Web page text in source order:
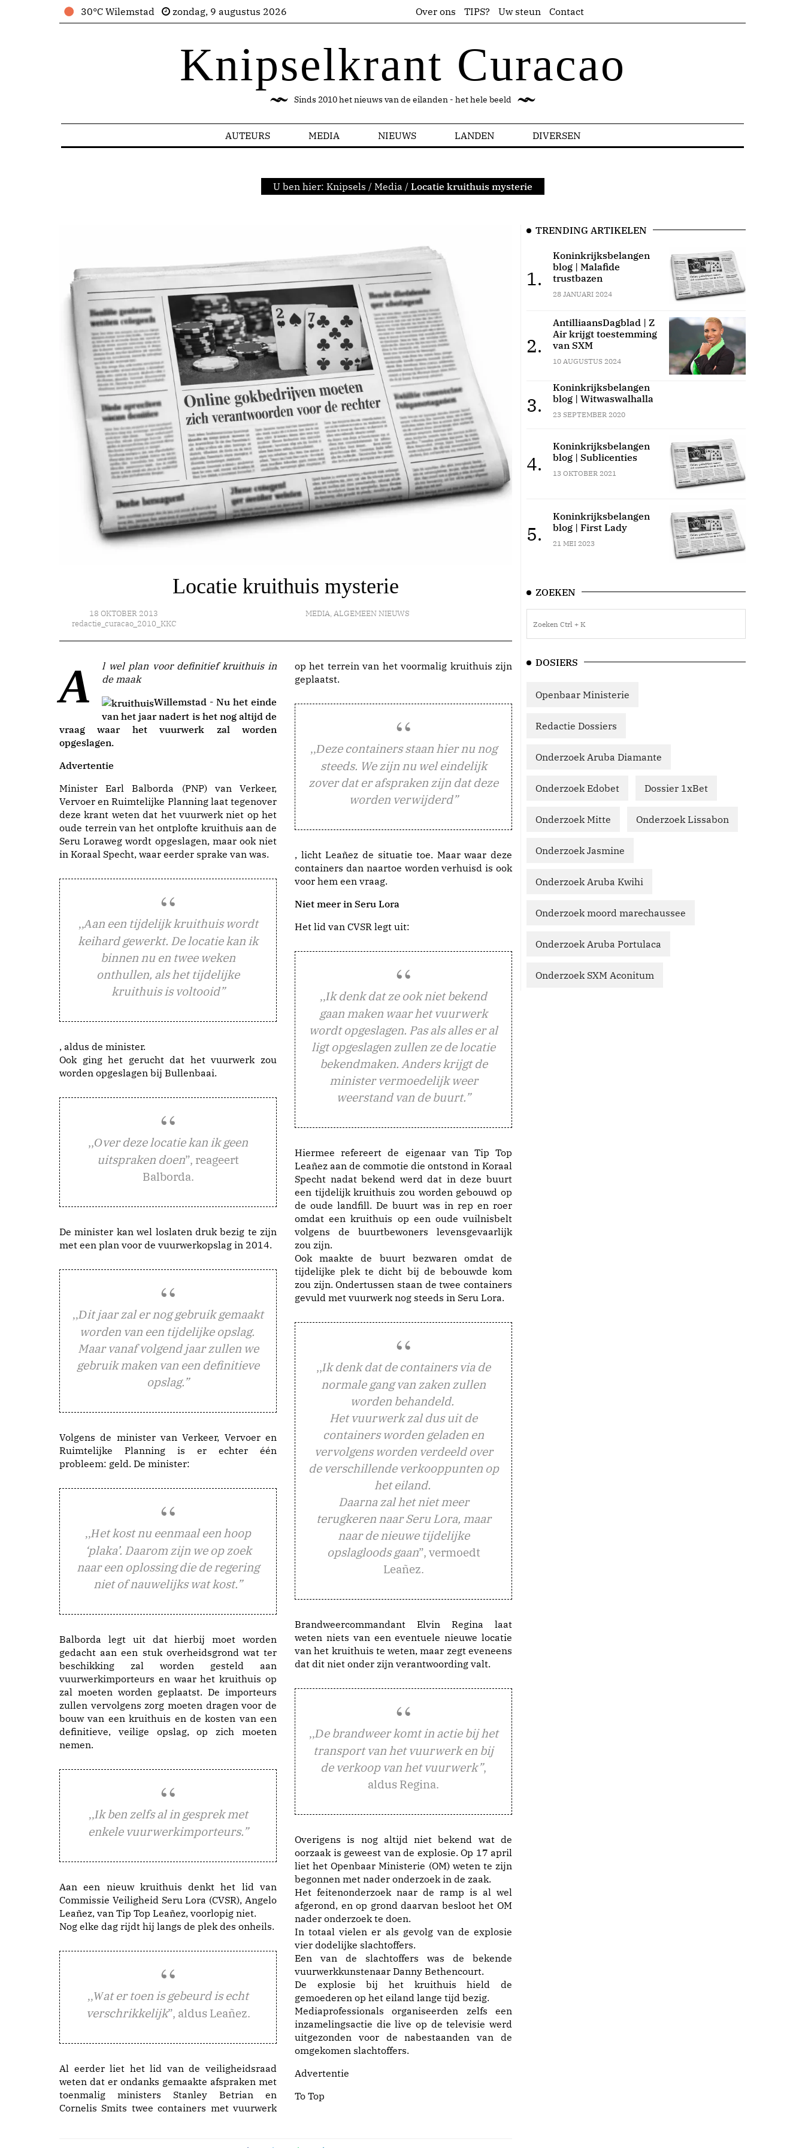
30°C Wilemstad zondag, 9 augustus 2026 Over ons TIPS? Uw steun Contact
Knipselkrant Curacao
Sinds 2010 het nieuws van de eilanden - het hele beeld
AUTEURS MEDIA NIEUWS LANDEN DIVERSEN
U ben hier: Knipsels / Media / Locatie kruithuis mysterie
Locatie kruithuis mysterie
18 OKTOBER 2013
redactie_curacao_2010_KKC
MEDIA, ALGEMEEN NIEUWS
Al wel plan voor definitief kruithuis in
de maak
Willemstad - Nu het einde
van het jaar nadert is het nog altijd de
vraag waar het vuurwerk zal worden
opgeslagen.
Advertentie
Minister Earl Balborda (PNP) van Verkeer,
Vervoer en Ruimtelijke Planning laat tegenover
deze krant weten dat het vuurwerk niet op het
oude terrein van het ontplofte kruithuis aan de
Seru Loraweg wordt opgeslagen, maar ook niet
in Koraal Specht, waar eerder sprake van was.
,,Aan een tijdelijk kruithuis wordt
keihard gewerkt. De locatie kan ik
binnen nu en twee weken
onthullen, als het tijdelijke
kruithuis is voltooid”
, aldus de minister.
Ook ging het gerucht dat het vuurwerk zou
worden opgeslagen bij Bullenbaai.
,,Over deze locatie kan ik geen
uitspraken doen”, reageert
Balborda.
De minister kan wel loslaten druk bezig te zijn
met een plan voor de vuurwerkopslag in 2014.
,,Dit jaar zal er nog gebruik gemaakt
worden van een tijdelijke opslag.
Maar vanaf volgend jaar zullen we
gebruik maken van een definitieve
opslag.”
Volgens de minister van Verkeer, Vervoer en
Ruimtelijke Planning is er echter één
probleem: geld. De minister:
,,Het kost nu eenmaal een hoop
‘plaka’. Daarom zijn we op zoek
naar een oplossing die de regering
niet of nauwelijks wat kost.”
Balborda legt uit dat hierbij moet worden
gedacht aan een stuk overheidsgrond wat ter
beschikking zal worden gesteld aan
vuurwerkimporteurs en waar het kruithuis op
zal moeten worden geplaatst. De importeurs
zullen vervolgens zorg moeten dragen voor de
bouw van een kruithuis en de kosten van een
definitieve, veilige opslag, op zich moeten
nemen.
,,Ik ben zelfs al in gesprek met
enkele vuurwerkimporteurs.”
Aan een nieuw kruithuis denkt het lid van
Commissie Veiligheid Seru Lora (CVSR), Angelo
Leañez, van Tip Top Leañez, voorlopig niet.
Nog elke dag rijdt hij langs de plek des onheils.
,,Wat er toen is gebeurd is echt
verschrikkelijk”, aldus Leañez.
Al eerder liet het lid van de veiligheidsraad
weten dat er ondanks gemaakte afspraken met
toenmalig ministers Stanley Betrian en
Cornelis Smits twee containers met vuurwerk
op het terrein van het voormalig kruithuis zijn
geplaatst.
,,Deze containers staan hier nu nog
steeds. We zijn nu wel eindelijk
zover dat er afspraken zijn dat deze
worden verwijderd”
, licht Leañez de situatie toe. Maar waar deze
containers dan naartoe worden verhuisd is ook
voor hem een vraag.
Niet meer in Seru Lora
Het lid van CVSR legt uit:
,,Ik denk dat ze ook niet bekend
gaan maken waar het vuurwerk
wordt opgeslagen. Pas als alles er al
ligt opgeslagen zullen ze de locatie
bekendmaken. Anders krijgt de
minister vermoedelijk weer
weerstand van de buurt.”
Hiermee refereert de eigenaar van Tip Top
Leañez aan de commotie die ontstond in Koraal
Specht nadat bekend werd dat in deze buurt
een tijdelijk kruithuis zou worden gebouwd op
de oude landfill. De buurt was in rep en roer
omdat een kruithuis op een oude vuilnisbelt
volgens de buurtbewoners levensgevaarlijk
zou zijn.
Ook maakte de buurt bezwaren omdat de
tijdelijke plek te dicht bij de bebouwde kom
zou zijn. Ondertussen staan de twee containers
gevuld met vuurwerk nog steeds in Seru Lora.
,,Ik denk dat de containers via de
normale gang van zaken zullen
worden behandeld.
Het vuurwerk zal dus uit de
containers worden geladen en
vervolgens worden verdeeld over
de verschillende verkooppunten op
het eiland.
Daarna zal het niet meer
terugkeren naar Seru Lora, maar
naar de nieuwe tijdelijke
opslagloods gaan”, vermoedt
Leañez.
Brandweercommandant Elvin Regina laat
weten niets van een eventuele nieuwe locatie
van het kruithuis te weten, maar zegt eveneens
dat dit niet onder zijn verantwoording valt.
,,De brandweer komt in actie bij het
transport van het vuurwerk en bij
de verkoop van het vuurwerk”,
aldus Regina.
Overigens is nog altijd niet bekend wat de
oorzaak is geweest van de explosie. Op 17 april
liet het Openbaar Ministerie (OM) weten te zijn
begonnen met nader onderzoek in de zaak.
Het feitenonderzoek naar de ramp is al wel
afgerond, en op grond daarvan besloot het OM
nader onderzoek te doen.
In totaal vielen er als gevolg van de explosie
vier dodelijke slachtoffers.
Een van de slachtoffers was de bekende
vuurwerkkunstenaar Danny Bethencourt.
De explosie bij het kruithuis hield de
gemoederen op het eiland lange tijd bezig.
Mediaprofessionals organiseerden zelfs een
inzamelingsactie die live op de televisie werd
uitgezonden voor de nabestaanden van de
omgekomen slachtoffers.
Advertentie
To Top
TRENDING ARTIKELEN
1.
Koninkrijksbelangen
blog | Malafide
trustbazen
28 JANUARI 2024
2.
AntilliaansDagblad | Z
Air krijgt toestemming
van SXM
10 AUGUSTUS 2024
3.
Koninkrijksbelangen
blog | Witwaswalhalla
23 SEPTEMBER 2020
4.
Koninkrijksbelangen
blog | Sublicenties
13 OKTOBER 2021
5.
Koninkrijksbelangen
blog | First Lady
21 MEI 2023
ZOEKEN
DOSIERS
Openbaar Ministerie
Redactie Dossiers
Onderzoek Aruba Diamante
Onderzoek Edobet Dossier 1xBet
Onderzoek Mitte Onderzoek Lissabon
Onderzoek Jasmine
Onderzoek Aruba Kwihi
Onderzoek moord marechaussee
Onderzoek Aruba Portulaca
Onderzoek SXM Aconitum